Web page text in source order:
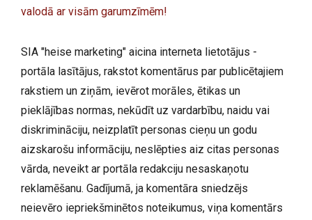
valodā ar visām garumzīmēm!
SIA "heise marketing" aicina interneta lietotājus -
portāla lasītājus, rakstot komentārus par publicētajiem
rakstiem un ziņām, ievērot morāles, ētikas un
pieklājības normas, nekūdīt uz vardarbību, naidu vai
diskrimināciju, neizplatīt personas cieņu un godu
aizskarošu informāciju, neslēpties aiz citas personas
vārda, neveikt ar portāla redakciju nesaskaņotu
reklamēšanu. Gadījumā, ja komentāra sniedzējs
neievēro iepriekšminētos noteikumus, viņa komentārs